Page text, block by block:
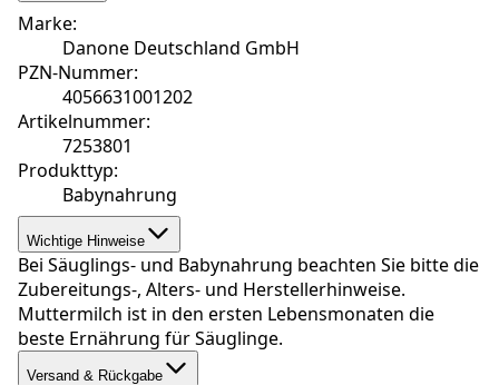
Marke:
Danone Deutschland GmbH
PZN-Nummer:
4056631001202
Artikelnummer:
7253801
Produkttyp:
Babynahrung
Wichtige Hinweise
Bei Säuglings- und Babynahrung beachten Sie bitte die
Zubereitungs-, Alters- und Herstellerhinweise.
Muttermilch ist in den ersten Lebensmonaten die
beste Ernährung für Säuglinge.
Versand & Rückgabe